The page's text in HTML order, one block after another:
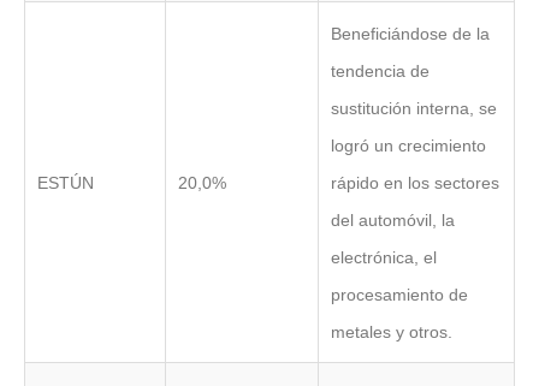
ESTÚN 20,0%
Beneficiándose de la
tendencia de
sustitución interna, se
logró un crecimiento
rápido en los sectores
del automóvil, la
electrónica, el
procesamiento de
metales y otros.